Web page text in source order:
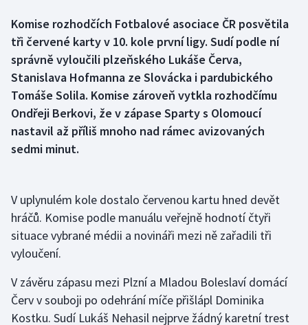
Box
Curling
Dostihy
Florbal
Futsal
Gymnastika
Házená
Jezdectví
Judo
Komise rozhodčích Fotbalové asociace ČR posvětila
tři červené karty v 10. kole první ligy. Sudí podle ní
správně vyloučili plzeňského Lukáše Červa,
Stanislava Hofmanna ze Slovácka i pardubického
Tomáše Solila. Komise zároveň vytkla rozhodčímu
Ondřeji Berkovi, že v zápase Sparty s Olomoucí
nastavil až příliš mnoho nad rámec avizovaných
sedmi minut.
V uplynulém kole dostalo červenou kartu hned devět
hráčů. Komise podle manuálu veřejně hodnotí čtyři
situace vybrané médii a novináři mezi ně zařadili tři
vyloučení.
V závěru zápasu mezi Plzní a Mladou Boleslaví domácí
Červ v souboji po odehrání míče přišlápl Dominika
Kostku. Sudí Lukáš Nehasil nejprve žádný karetní trest